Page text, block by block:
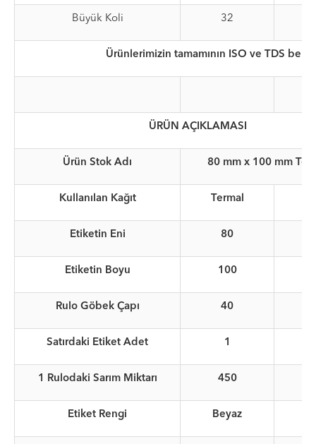
Büyük Koli 32
Ürünlerimizin tamamının ISO ve TDS
ÜRÜN AÇIKLAMASI
Ürün Stok Adı 80 mm x 100 mm
Kullanılan Kağıt Termal
Etiketin Eni 80
Etiketin Boyu 100
Rulo Göbek Çapı 40
Satırdaki Etiket Adet 1
1 Rulodaki Sarım Miktarı 450
Etiket Rengi Beyaz